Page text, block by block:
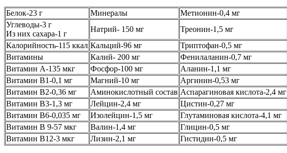
Белок-23 г Минералы Метионин-0,4 мг
Углеводы-3 г
Из них сахара-1 г
Натрий- 150 мг Треонин-1,5 мг
Калорийность-115 ккал Кальций-96 мг Триптофан-0,5 мг
Витамины
Калий- 200 мг
Фенилаланин-0,7 мг
Витамин А-135 мкг
Фосфор-100 мг
Аланин-1,1 мг
Витамин B1-0,1 мг
Магний-10 мг
Аргинин-0,53 мг
Витамин В2-0,36 мг
Аминокислотный состав Аспарагиновая кислота-2,4 мг
Витамин В3-1,3 мг
Лейцин-2,4 мг
Цистин-0,27 мг
Витамин B6-0,035 мг
Изолейцин-1,5 мг
Глутаминовая кислота-4,1 мг
Витамин B 9-57 мкг
Валин-1,4 мг
Глицин-0,5 мг
Витамин В12-3 мкг
Лизин-2,1 мг Гистидин-0,5 мг